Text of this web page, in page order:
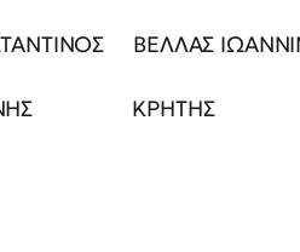
ΒΕΛΛΑΣ
ΚΡΗΤΗΣ